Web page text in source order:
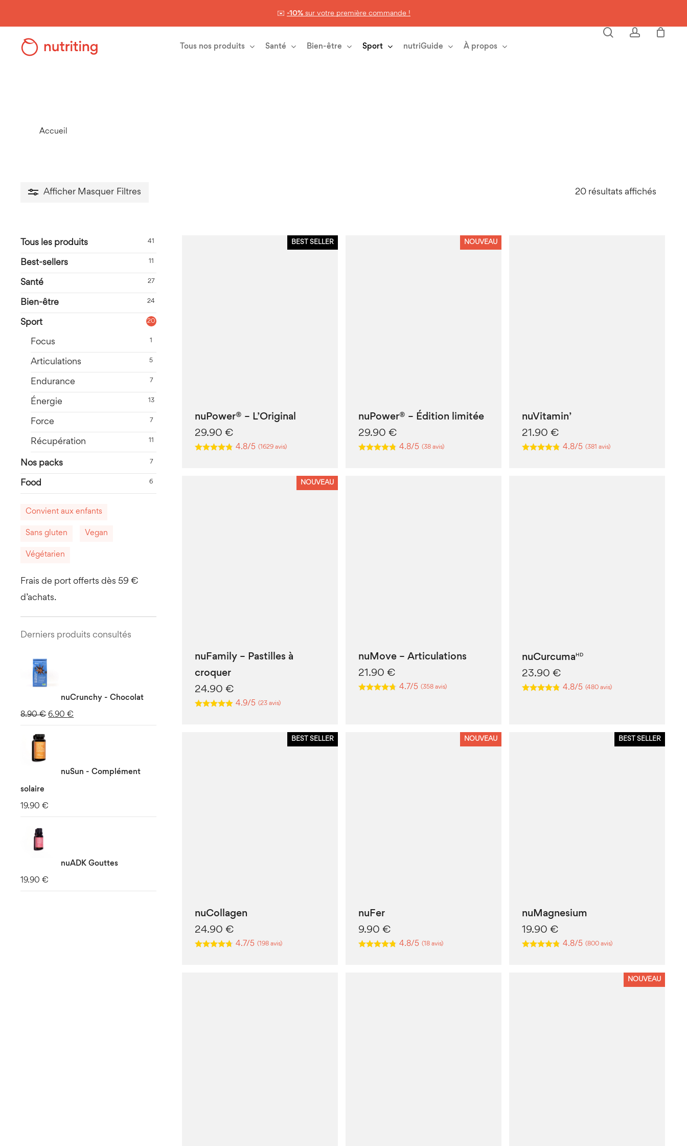
content
✉️ -10%sur votre première commande !
Tous nos produits Santé Bien-être Sport nutriGuide À propos
searchaccount
Panier
Cart
Accueil
Afficher Masquer Filtres 20 résultats affichés
Tous les produits 41
Best-sellers 11
Santé 27
Bien-être 24
Sport 20
Focus 1
Articulations 5
Endurance 7
Énergie 13
Force 7
Récupération 11
Nos packs 7
Food 6
Convient aux enfants
Sans gluten Vegan
Végétarien
Frais de port offerts dès 59 €
d’achats.
Derniers produits consultés
nuCrunchy - Chocolat
8.90€ Le
6.90€
nuSun - Complément
solaire
19.90€
nuADK Gouttes
19.90€
BEST SELLER
nuPower® – L’Original
29.90€
4.8/5 (1629 avis)
NOUVEAU
nuPower® – Édition limitée
29.90€
4.8/5 (38 avis)
nuVitamin’
21.90€
4.8/5 (381 avis)
NOUVEAU
nuFamily – Pastilles à
croquer
24.90€
4.9/5 (23 avis)
nuMove – Articulations
21.90€
4.7/5 (358 avis)
nuCurcumaHD
23.90€
4.8/5 (480 avis)
BEST SELLER
nuCollagen
24.90€
4.7/5 (198 avis)
NOUVEAU
nuFer
9.90€
4.8/5 (18 avis)
BEST SELLER
nuMagnesium
19.90€
4.8/5 (800 avis)
NOUVEAU